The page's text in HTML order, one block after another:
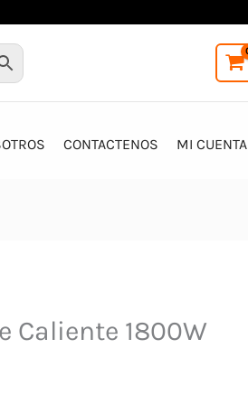
CONTACTENOS MI CUENTA
Caliente 1800W